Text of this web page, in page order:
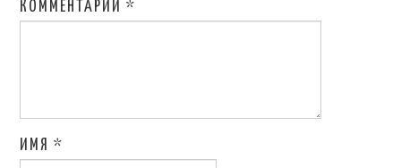
КОММЕНТАРИЙ*
ИМЯ*